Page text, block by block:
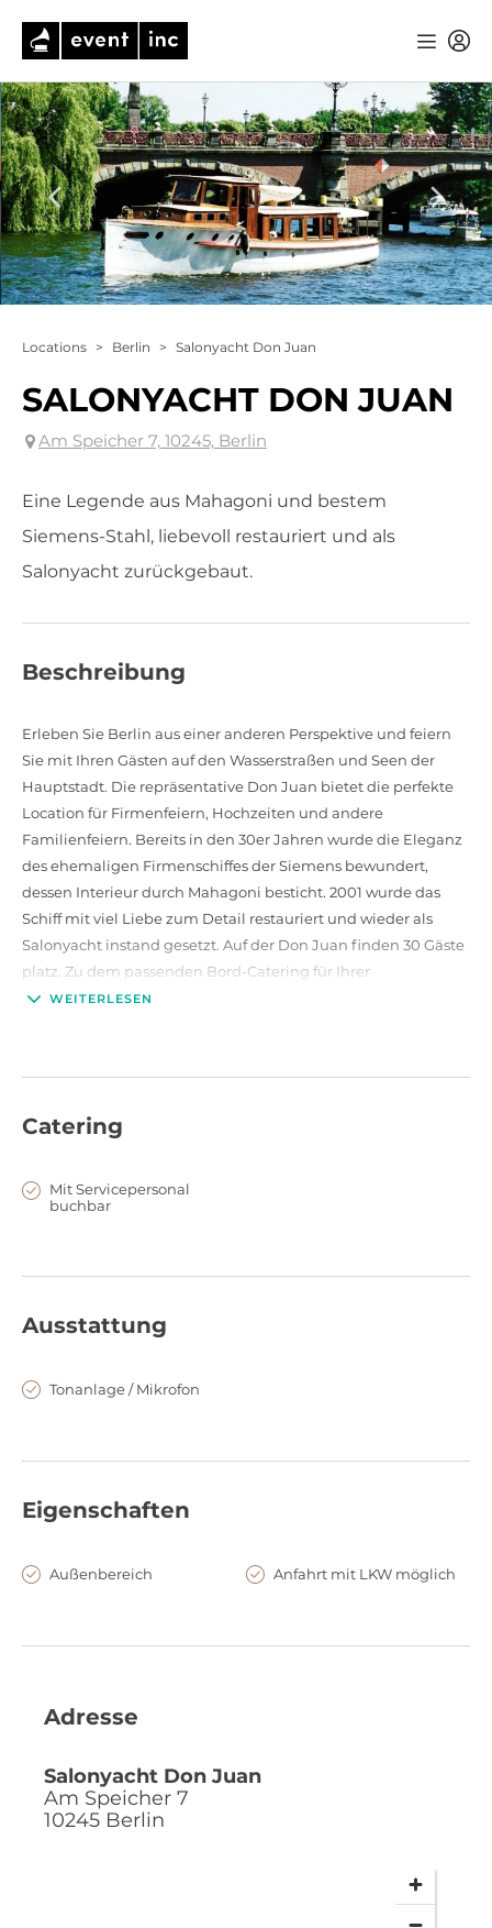
Locations > Berlin > Salonyacht Don Juan
SALONYACHT DON JUAN
Am Speicher 7, 10245, Berlin
Eine Legende aus Mahagoni und bestem
Siemens-Stahl, liebevoll restauriert und als
Salonyacht zurückgebaut.
Beschreibung
Erleben Sie Berlin aus einer anderen Perspektive und feiern
Sie mit Ihren Gästen auf den Wasserstraßen und Seen der
Hauptstadt. Die repräsentative Don Juan bietet die perfekte
Location für Firmenfeiern, Hochzeiten und andere
Familienfeiern. Bereits in den 30er Jahren wurde die Eleganz
des ehemaligen Firmenschiffes der Siemens bewundert,
dessen Interieur durch Mahagoni besticht. 2001 wurde das
Schiff mit viel Liebe zum Detail restauriert und wieder als
Salonyacht instand gesetzt. Auf der Don Juan finden 30 Gäste
platz. Zu dem passenden Bord-Catering für Ihrer
Veranstaltung beraten wir Sie gerne.
WEITERLESEN
Catering
Mit Servicepersonal
buchbar
Ausstattung
Tonanlage / Mikrofon
Eigenschaften
Außenbereich Anfahrt mit LKW möglich
Adresse
Salonyacht Don Juan
Am Speicher 7
10245 Berlin